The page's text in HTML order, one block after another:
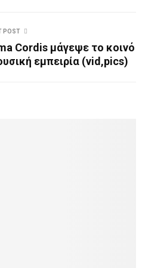
POST
Cordis μάγεψε το κοινό
εμπειρία (vid,pics)